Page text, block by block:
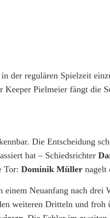
der regulären Spielzeit
Pielmeier fängt die
Die Entscheidung
hat – Schiedsrichter
Tor: Dominik Müller nagelt
einem Neuanfang nach drei
weiteren Dritteln und froh